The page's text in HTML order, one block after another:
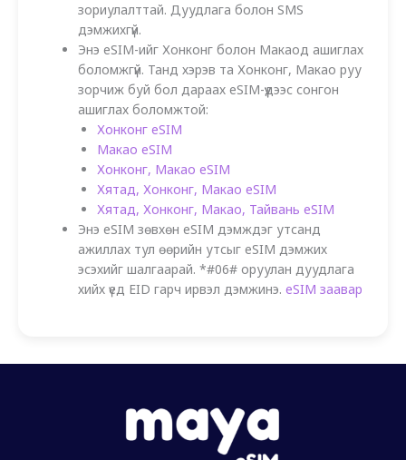
зориулалттай. Дуудлага болон SMS
дэмжихгүй.
Энэ eSIM-ийг Хонконг болон Макаод ашиглах
боломжгүй. Танд хэрэв та Хонконг, Макао руу
зорчиж буй бол дараах eSIM-үүдээс сонгон
ашиглах боломжтой:
Хонконг eSIM
Макао eSIM
Хонконг, Макао eSIM
Хятад, Хонконг, Макао eSIM
Хятад, Хонконг, Макао, Тайвань eSIM
Энэ eSIM зөвхөн eSIM дэмждэг утсанд
ажиллах тул өөрийн утсыг eSIM дэмжих
эсэхийг шалгаарай. *#06# оруулан дуудлага
хийх үед EID гарч ирвэл дэмжинэ. eSIM заавар